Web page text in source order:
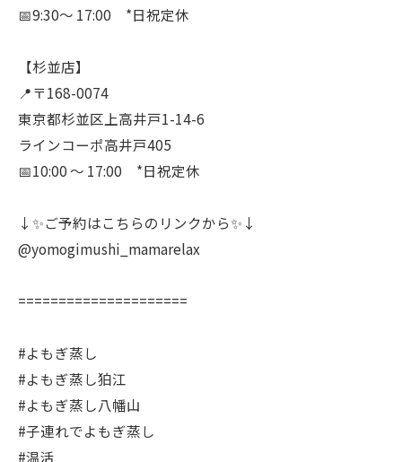
📅9:30〜 17:00 *日祝定休
【杉並店】
📍〒168-0074
東京都杉並区上高井戸1-14-6
ラインコーポ高井戸405
📅10:00 〜 17:00 *日祝定休
↓✨ご予約はこちらのリンクから✨↓
@yomogimushi_mamarelax
=====================
#よもぎ蒸し
#よもぎ蒸し狛江
#よもぎ蒸し八幡山
#子連れでよもぎ蒸し
#温活